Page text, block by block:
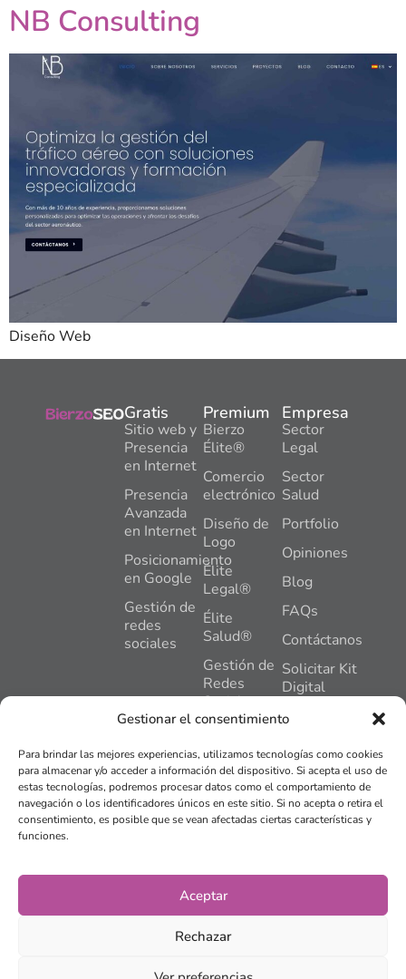
Gestionar el consentimiento
Para brindar las mejores experiencias, utilizamos tecnologías como cookies
para almacenar y/o acceder a información del dispositivo. Si acepta el uso de
estas tecnologías, podremos procesar datos como el comportamiento de
navegación o los identificadores únicos en este sitio. Si no acepta o retira el
consentimiento, es posible que se vean afectadas ciertas características y
funciones.
Aceptar
Rechazar
NB Consulting
Diseño Web
Gratis
Sitio web y
Presencia
en Internet
Presencia
Avanzada
en Internet
Posicionamiento
en Google
Gestión de
redes
sociales
Premium
Bierzo
Élite®
Comercio
electrónico
Diseño de
Logo
Élite
Legal®
Élite
Salud®
Gestión de
Redes
Sociales
Hosting +
Mantenimiento
Web
Plan
Impulso®
Empresa
Sector
Legal
Sector
Salud
Portfolio
Opiniones
Blog
FAQs
Contáctanos
Solicitar Kit
Digital
Pl,1,
Oficina 2,
24402,
Ponferrada,
© 2015 -2026BIERZO
SEO Y MARKETING SLU.
Todos los derechos